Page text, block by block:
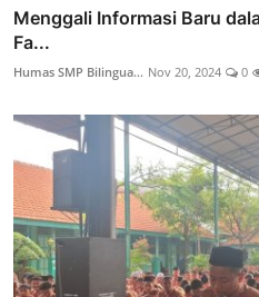
Menggali Informasi Baru
Fa...
Humas SMP Bilingua... Nov 20, 2024 0